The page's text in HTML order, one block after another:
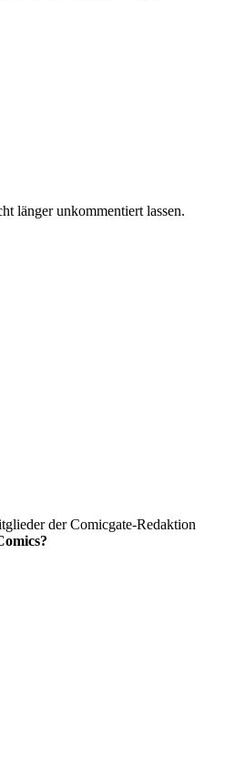
länger unkommentiert lassen.
der Comicgate-Redaktion